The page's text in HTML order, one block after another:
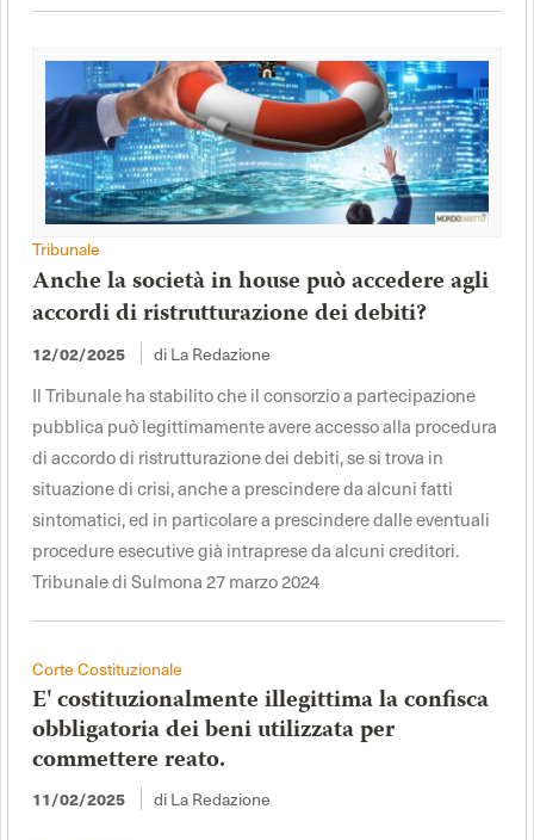
Tribunale
Anche la società in house può accedere agli
accordi di ristrutturazione dei debiti?
12/02/2025 di La Redazione
Il Tribunale ha stabilito che il consorzio a partecipazione
pubblica può legittimamente avere accesso alla procedura
di accordo di ristrutturazione dei debiti, se si trova in
situazione di crisi, anche a prescindere da alcuni fatti
sintomatici, ed in particolare a prescindere dalle eventuali
procedure esecutive già intraprese da alcuni creditori.
Tribunale di Sulmona 27 marzo 2024
Corte Costituzionale
E' costituzionalmente illegittima la confisca
obbligatoria dei beni utilizzata per
commettere reato.
11/02/2025 di La Redazione